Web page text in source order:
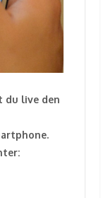
du live den